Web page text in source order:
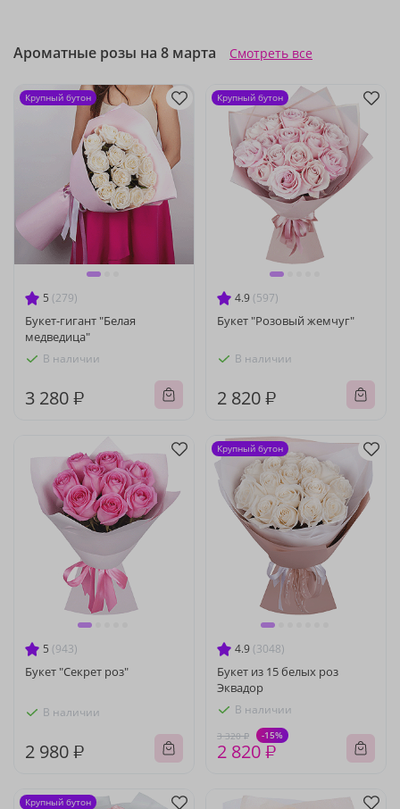
Ароматные розы на 8 марта Смотреть все
5 (279)
Букет-гигант "Белая
медведица"
В наличии
3 280 ₽
Крупный бутон
4.9 (597)
Букет "Розовый жемчуг"
В наличии
2 820 ₽
Крупный бутон
5 (943)
Букет "Секрет роз"
В наличии
2 980 ₽
4.9 (3048)
Букет из 15 белых роз
Эквадор
В наличии
3 320 ₽ -15%
2 820 ₽
Крупный бутон
Крупный бутон